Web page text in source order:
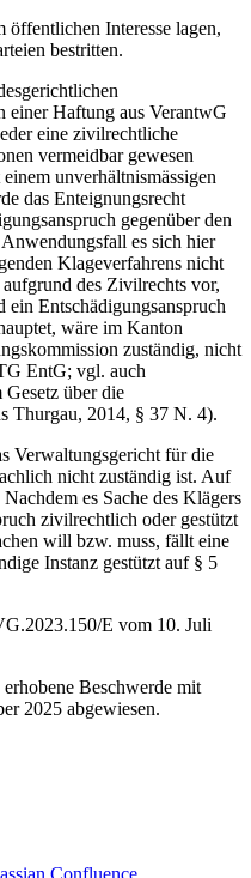
öffentlichen Interesse lagen,
bestritten.
einer Haftung aus VerantwG
eine zivilrechtliche
vermeidbar gewesen
unverhältnismässigen
das Enteignungsrecht
gegenüber den
es sich hier
Klageverfahrens nicht
des Zivilrechts vor,
Entschädigungsanspruch
wäre im Kanton
zuständig, nicht
EntG; vgl. auch
über die
Thurgau, 2014, § 37 N. 4).
Verwaltungsgericht für die
nicht zuständig ist. Auf
es Sache des Klägers
zivilrechtlich oder gestützt
will bzw. muss, fällt eine
Instanz gestützt auf § 5
E vom 10. Juli
Beschwerde mit
2025 abgewiesen.